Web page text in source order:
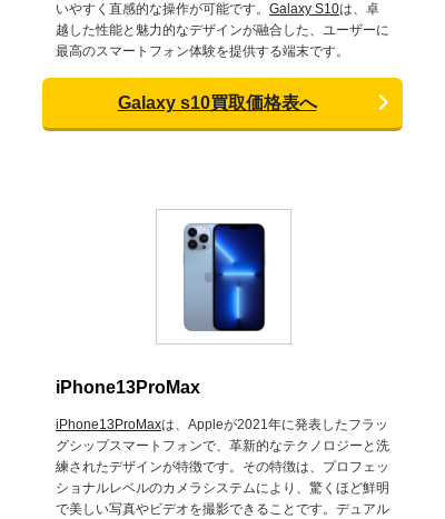
いやすく直感的な操作が可能です。 Galaxy S10は、卓
越した性能と魅力的なデザインが融合した、ユーザーに
最高のスマートフォン体験を提供する端末です。
Galaxy s10買取価格表へ
iPhone13ProMax
iPhone13ProMaxは、Appleが2021年に発表したフラッ
グシップスマートフォンで、革新的なテクノロジーと洗
練されたデザインが特徴です。その特徴は、プロフェッ
ショナルレベルのカメラシステムにより、驚くほど鮮明
で美しい写真やビデオを撮影できることです。デュアル